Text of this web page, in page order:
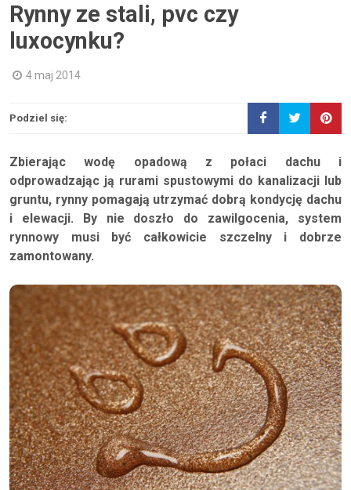
Rynny ze stali, pvc czy
luxocynku?
4 maj 2014
Podziel się:
Zbierając wodę opadową z połaci dachu i
odprowadzając ją rurami spustowymi do kanalizacji lub
gruntu, rynny pomagają utrzymać dobrą kondycję dachu
i elewacji. By nie doszło do zawilgocenia, system
rynnowy musi być całkowicie szczelny i dobrze
zamontowany.